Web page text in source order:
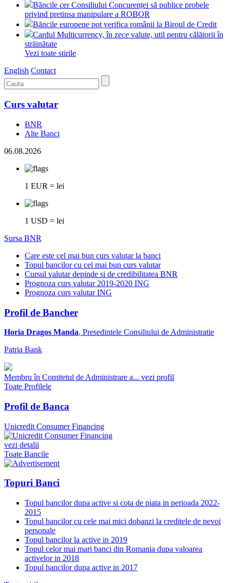
Băncile cer Consiliului Concurenței să publice probele
privind pretinsa manipulare a ROBOR
Băncile europene pot verifica românii la Biroul de Credit
Cardul Multicurrency, în zece valute, util pentru călătorii în
străinătate
Vezi toate stirile
English Contact
Curs valutar
BNR
Alte Banci
06.08.2026
1 EUR = lei
1 USD = lei
Sursa BNR
Care este cel mai bun curs valutar la banci
Topul bancilor cu cel mai bun curs valutar
Cursul valutar depinde si de credibilitatea BNR
Prognoza curs valutar 2019-2020 ING
Prognoza curs valutar ING
Profil de Bancher
Horia Dragos Manda, Presedintele Consiliului de Administratie
Patria Bank
Membru în Comitetul de Administrare a... vezi profil
Toate Profilele
Profil de Banca
Unicredit Consumer Financing
vezi detalii
Toate Bancile
Topuri Banci
Topul bancilor dupa active si cota de piata in perioada 2022-
2015
Topul bancilor cu cele mai mici dobanzi la creditele de nevoi
personale
Topul bancilor la active in 2019
Topul celor mai mari banci din Romania dupa valoarea
activelor in 2018
Topul bancilor dupa active in 2017